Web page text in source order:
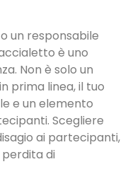
un responsabile
è uno
Non è solo un
prima linea, il tuo
e un elemento
Scegliere
ai partecipanti,
perdita di